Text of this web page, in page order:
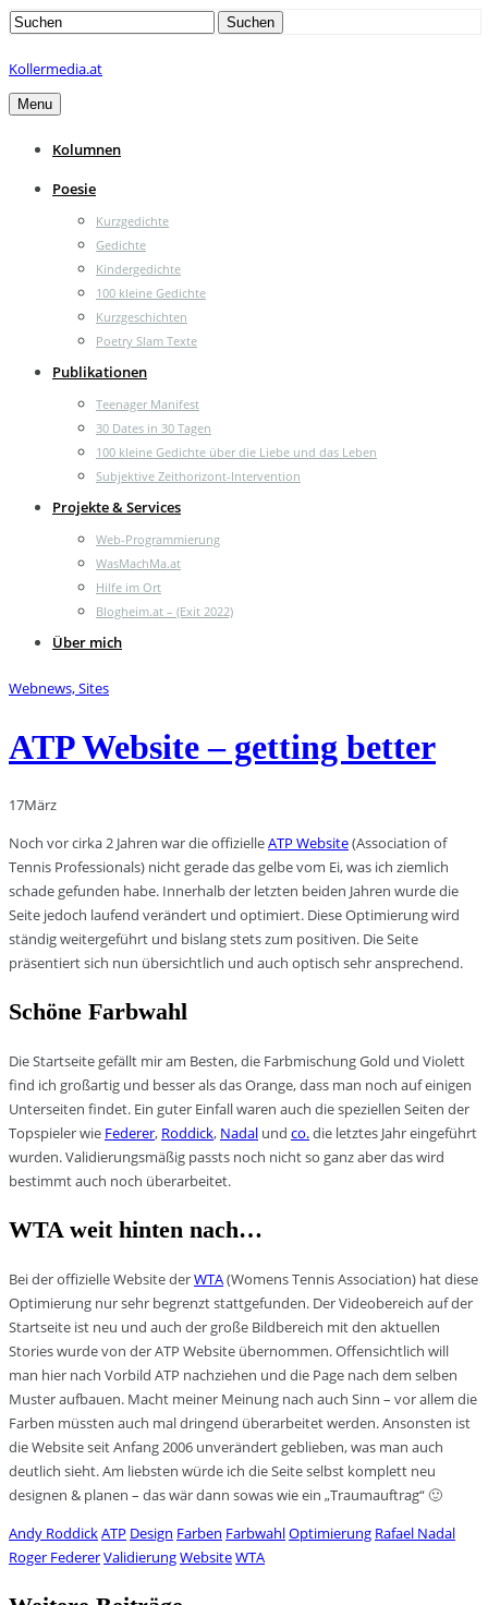
Search
Suchen
Kollermedia.at
Menu
Kolumnen
Poesie
Kurzgedichte
Gedichte
Kindergedichte
100 kleine Gedichte
Kurzgeschichten
Poetry Slam Texte
Publikationen
Teenager Manifest
30 Dates in 30 Tagen
100 kleine Gedichte über die Liebe und das Leben
Subjektive Zeithorizont-Intervention
Projekte & Services
Web-Programmierung
WasMachMa.at
Hilfe im Ort
Blogheim.at – (Exit 2022)
Über mich
Webnews, Sites
ATP Website – getting better
17März
Noch vor cirka 2 Jahren war die offizielleATP Website(Association of
Tennis Professionals) nicht gerade das gelbe vom Ei, was ich ziemlich
schade gefunden habe. Innerhalb der letzten beiden Jahren wurde die
Seite jedoch laufend verändert und optimiert. Diese Optimierung wird
ständig weitergeführt und bislang stets zum positiven. Die Seite
präsentiert sich nun übersichtlich und auch optisch sehr ansprechend.
Schöne Farbwahl
Die Startseite gefällt mir am Besten, die Farbmischung Gold und Violett
find ich großartig und besser als das Orange, dass man noch auf einigen
Unterseiten findet. Ein guter Einfall waren auch die speziellen Seiten der
Topspieler wie Federer, Roddick, Nadal und co.die letztes Jahr eingeführt
wurden. Validierungsmäßig passts noch nicht so ganz aber das wird
bestimmt auch noch überarbeitet.
WTA weit hinten nach…
Bei der offizielle Website derWTA(Womens Tennis Association) hat diese
Optimierung nur sehr begrenzt stattgefunden. Der Videobereich auf der
Startseite ist neu und auch der große Bildbereich mit den aktuellen
Stories wurde von der ATP Website übernommen. Offensichtlich will
man hier nach Vorbild ATP nachziehen und die Page nach dem selben
Muster aufbauen. Macht meiner Meinung nach auch Sinn – vor allem die
Farben müssten auch mal dringend überarbeitet werden. Ansonsten ist
die Website seit Anfang 2006 unverändert geblieben, was man auch
deutlich sieht. Am liebsten würde ich die Seite selbst komplett neu
designen & planen – das wär dann sowas wie ein „Traumauftrag“ 🙂
Andy RoddickATP Design Farben FarbwahlOptimierung Rafael Nadal
Roger FedererValidierungWebsiteWTA